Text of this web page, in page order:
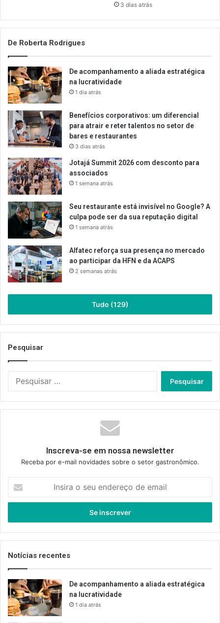
3 dias atrás
De Roberta Rodrigues
De acompanhamento a aliada estratégica
na lucratividade
1 dia atrás
Benefícios corporativos: um diferencial
para atrair e reter talentos no setor de
bares e restaurantes
3 dias atrás
Jotajá Summit 2026 com desconto para
associados
1 semana atrás
Seu restaurante está invisível no Google? A
culpa pode ser da sua reputação digital
1 semana atrás
Alfatec reforça sua presença no mercado
ao participar da HFN e da ACAPS
2 semanas atrás
Tudo (129)
Pesquisar
Inscreva-se em nossa newsletter
Receba por e-mail novidades sobre o setor gastronômico.
seu
de
email
Notícias recentes
De acompanhamento a aliada estratégica
na lucratividade
1 dia atrás